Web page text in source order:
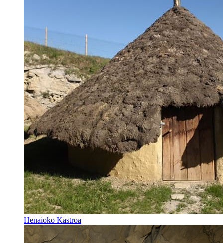
Henaioko Kastroa